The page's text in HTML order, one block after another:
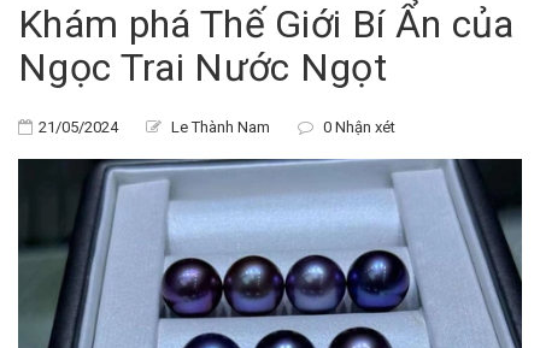
Khám phá Thế Giới Bí Ẩn của
Ngọc Trai Nước Ngọt
21/05/2024 Le Thành Nam 0 Nhận xét